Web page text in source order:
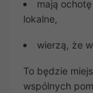
mają
lokalne,
wierzą, że
To będzie
wspólnych